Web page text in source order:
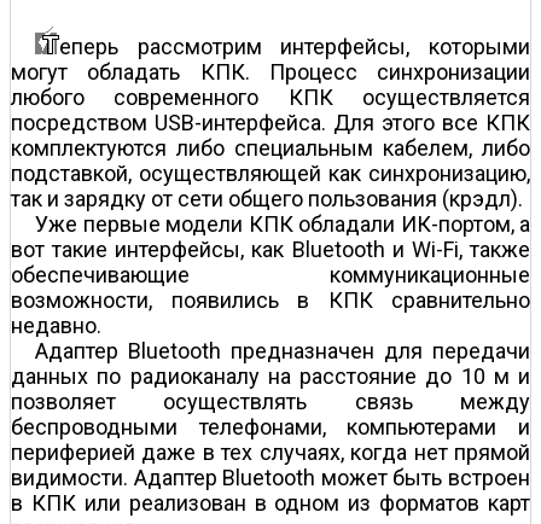
еперь рассмотрим интерфейсы, которыми
могут обладать КПК. Процесс синхронизации
любого современного КПК осуществляется
посредством USB-интерфейса. Для этого все КПК
комплектуются либо специальным кабелем, либо
подставкой, осуществляющей как синхронизацию,
так и зарядку от сети общего пользования (крэдл).
Уже первые модели КПК обладали ИК-портом, а
вот такие интерфейсы, как Bluetooth и Wi-Fi, также
обеспечивающие коммуникационные
возможности, появились в КПК сравнительно
недавно.
Адаптер Bluetooth предназначен для передачи
данных по радиоканалу на расстояние до 10 м и
позволяет осуществлять связь между
беспроводными телефонами, компьютерами и
периферией даже в тех случаях, когда нет прямой
видимости. Адаптер Bluetooth может быть встроен
в КПК или реализован в одном из форматов карт